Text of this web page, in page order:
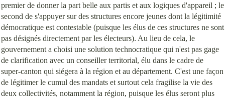
premier de donner la part belle aux partis et aux logiques d'appareil ; le
second de s'appuyer sur des structures encore jeunes dont la légitimité
démocratique est contestable (puisque les élus de ces structures ne sont
pas désignés directement par les électeurs). Au lieu de cela, le
gouvernement a choisi une solution technocratique qui n'est pas gage
de clarification avec un conseiller territorial, élu dans le cadre de
super-canton qui siégera à la région et au département. C'est une façon
de légitimer le cumul des mandats et surtout cela fragilise la vie des
deux collectivités, notamment la région, puisque les élus seront plus